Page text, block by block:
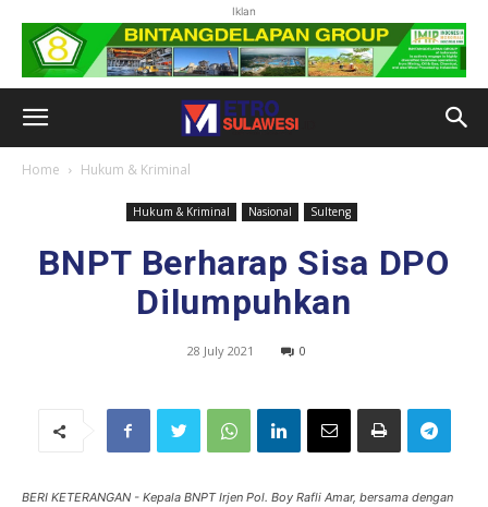
Iklan
Home Hukum & Kriminal
Hukum & Kriminal Nasional Sulteng
BNPT Berharap Sisa DPO
Dilumpuhkan
28 July 2021 0
BERI KETERANGAN - Kepala BNPT Irjen Pol. Boy Rafli Amar, bersama dengan